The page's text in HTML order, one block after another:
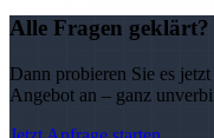
Alle Fragen geklärt?
Dann probieren Sie es
Angebot an – ganz